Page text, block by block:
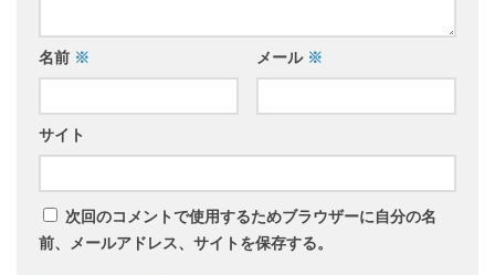
名前 ※ メール ※
サイト
次回のコメントで使用するためブラウザーに自分の名
前、メールアドレス、サイトを保存する。